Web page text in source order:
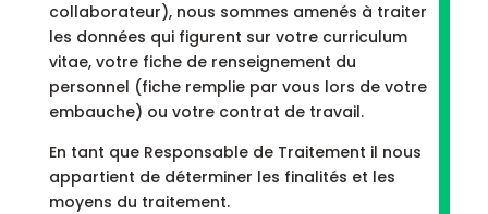
collaborateur), nous sommes amenés à traiter
les données qui figurent sur votre curriculum
vitae, votre fiche de renseignement du
personnel (fiche remplie par vous lors de votre
embauche) ou votre contrat de travail.
En tant que Responsable de Traitement il nous
appartient de déterminer les finalités et les
moyens du traitement.